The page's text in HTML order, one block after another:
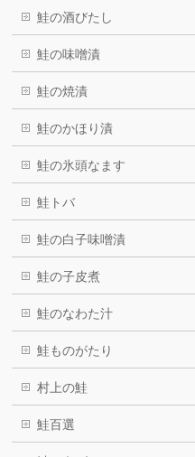
鮭の酒びたし
鮭の味噌漬
鮭の焼漬
鮭のかほり漬
鮭の氷頭なます
鮭トバ
鮭の白子味噌漬
鮭の子皮煮
鮭のなわた汁
鮭ものがたり
村上の鮭
鮭百選